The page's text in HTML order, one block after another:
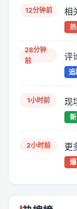
在短时
刚刚刷新 持续更新
12分钟前 相
热
28分钟
前
评
追
1小时前 现
新
2小时前 更
爆